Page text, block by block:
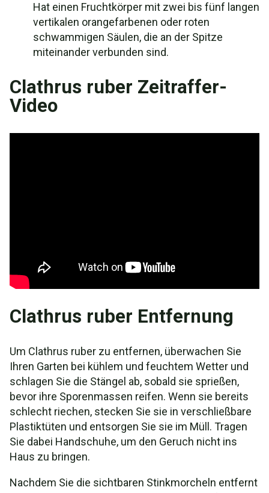
Hat einen Fruchtkörper mit zwei bis fünf langen
vertikalen orangefarbenen oder roten
schwammigen Säulen, die an der Spitze
miteinander verbunden sind.
Clathrus ruber Zeitraffer-
Video
Clathrus ruber Entfernung
Um Clathrus ruber zu entfernen, überwachen Sie
Ihren Garten bei kühlem und feuchtem Wetter und
schlagen Sie die Stängel ab, sobald sie sprießen,
bevor ihre Sporenmassen reifen. Wenn sie bereits
schlecht riechen, stecken Sie sie in verschließbare
Plastiktüten und entsorgen Sie sie im Müll. Tragen
Sie dabei Handschuhe, um den Geruch nicht ins
Haus zu bringen.
Nachdem Sie die sichtbaren Stinkmorcheln entfernt